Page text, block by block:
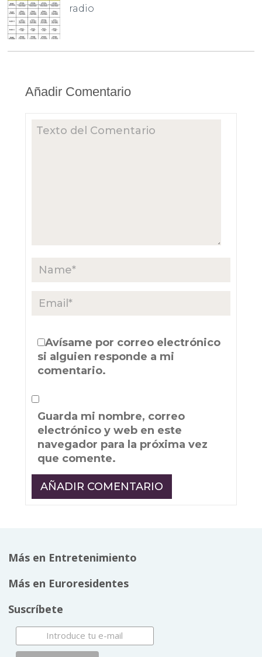
radio
Añadir Comentario
Avísame por correo electrónico
si alguien responde a mi
comentario.
Guarda mi nombre, correo
electrónico y web en este
navegador para la próxima vez
que comente.
Más en Entretenimiento
Más en Euroresidentes
Suscríbete